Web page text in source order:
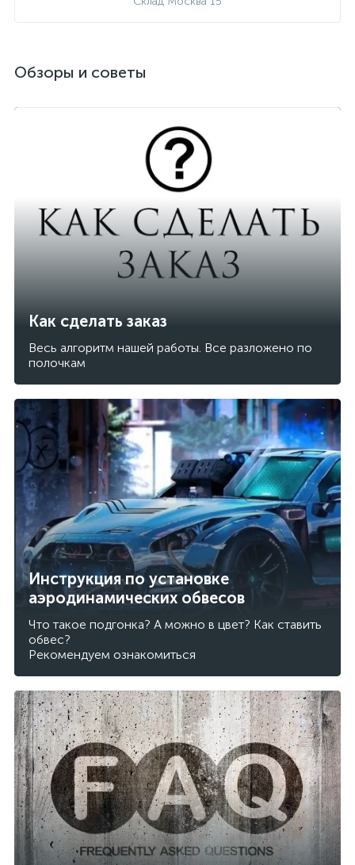
Обзоры и советы
Как сделать заказ
Весь алгоритм нашей работы. Все разложено по
полочкам
Инструкция по установке
аэродинамических обвесов
Что такое подгонка? А можно в цвет? Как ставить
обвес?
Рекомендуем ознакомиться